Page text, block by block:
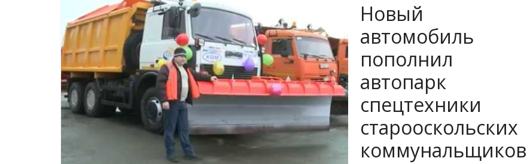
Новый
автомобиль
пополнил
автопарк
спецтехники
старооскольских
коммунальщиков